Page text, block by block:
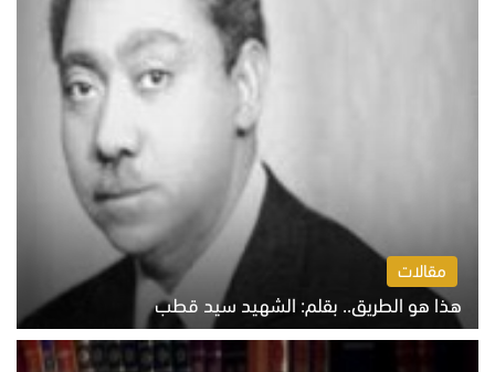
مقالات
هذا هو الطريق.. بقلم: الشهيد سيد قطب
الخميس 6 أغسطس 2026 10:52 ص